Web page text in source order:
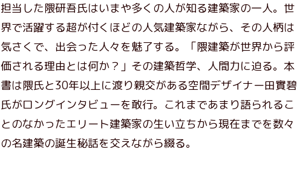
担当した隈研吾氏はいまや多くの人が知る建築家の一人。世
界で活躍する超が付くほどの人気建築家ながら、その人柄は
気さくで、出会った人々を魅了する。「隈建築が世界から評
価される理由とは何か？」その建築哲学、人間力に迫る。本
書は隈氏と30年以上に渡り親交がある空間デザイナー田實碧
氏がロングインタビューを敢行。これまであまり語られるこ
とのなかったエリート建築家の生い立ちから現在までを数々
の名建築の誕生秘話を交えながら綴る。